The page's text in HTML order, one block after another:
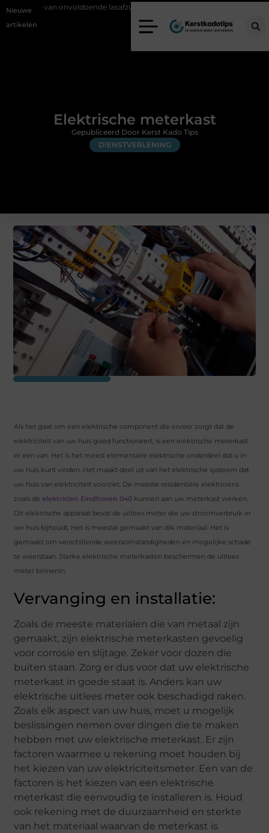
Nieuwe
artikelen
lasafzuiging in productiebedrijven
Elektrische meterkast
DIENSTVERLENING
Gepubliceerd Door Kerst Kado Tips
Als het gaat om een ​​elektrische component die ervoor zorgt dat de
elektriciteit van uw huis goed functioneert, is een elektrische meterkast
er een van. Het is het meest elementaire elektrische onderdeel dat u in
uw huis kunt vinden. Het maakt deel uit van het elektrische systeem dat
uw huis van elektriciteit voorziet. De meeste residentiële elektriciens
zoals deelektricien Eindhoven 040 kunnen aan uw meterkast werken.
Dit elektrische apparaat bevat de uitlees meter die uw stroomverbruik in
uw huis bijhoudt. Het is meestal gemaakt van dik materiaal. Het is
gemaakt om verschillende weersomstandigheden en mogelijke schade
te weerstaan. Sterke elektrische meterkasten beschermen de uitlees
meter binnenin.
Vervanging en installatie:
Zoals de meeste materialen die van metaal zijn
gemaakt, zijn elektrische meterkasten gevoelig
voor corrosie en slijtage. Zeker voor dozen die
buiten staan. Zorg er dus voor dat uw elektrische
meterkast in goede staat is. Anders kan uw
elektrische uitlees meter ook beschadigd raken.
Zoals elk aspect van uw huis, moet u mogelijk
beslissingen nemen over dingen die te maken
hebben met uw elektrische meterkast. Er zijn
factoren waarmee u rekening moet houden bij
het kiezen van uw elektriciteitsmeter. Een van de
factoren is het kiezen van een elektrische
meterkast die eenvoudig te installeren is. Houd
ook rekening met de duurzaamheid en sterkte
van het materiaal waarvan de meterkast is